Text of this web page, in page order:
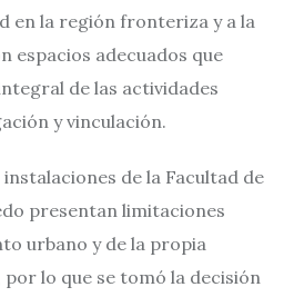
en la región fronteriza y a la
espacios adecuados que
de las actividades
y vinculación.
de la Facultad de
presentan limitaciones
urbano y de la propia
lo que se tomó la decisión